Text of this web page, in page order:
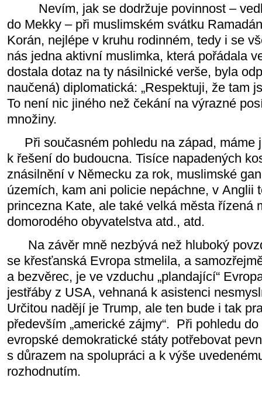
Nevím, jak se dodržuje povinnost –
do Mekky – při muslimském svátku
Korán, nejlépe v kruhu rodinném, tedy i se
nás jedna aktivní muslimka, která pořádala
dostala dotaz na ty násilnické verše, byla
naučená) diplomatická: „Respektuji, že tam
To není nic jiného než čekání na výrazné
množiny.
Při současném pohledu na západ, máme
k řešení do budoucna. Tisíce napadených
znásilnění v Německu za rok, muslimské
územích, kam ani policie nepáchne, v Anglii
princezna Kate, ale také velká města řízená
domorodého obyvatelstva atd., atd.
Na závěr mně nezbývá než hluboký
se křesťanská Evropa stmelila, a
a bezvěrec, je ve vzduchu „plandající“
jestřáby z USA, vehnaná k asistenci
Určitou nadějí je Trump, ale ten bude i tak
především „americké zájmy“. Při pohledu
evropské demokratické státy potřebovat
s důrazem na spolupráci a k výše
rozhodnutím.